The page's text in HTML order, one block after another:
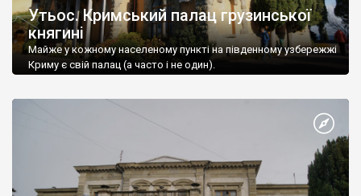
Утьос. Кримський палац грузинської
княгині
Майже у кожному населеному пункті на південному узбережжі
Криму є свій палац (а часто і не один).